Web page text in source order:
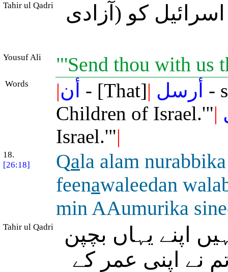
Tahir ul Qadri کو (آزادی
Yousuf Ali "'Send thou with us
Words |أن - [That]| أرسل -
Children of Israel.'"|
Israel.'"|
18.
[26:18]
Qala alam nurabbika
feenawaleedan
min AAumurika
Tahir ul Qadri
اپنے یہاں بچپن
نے اپنی عمر کے